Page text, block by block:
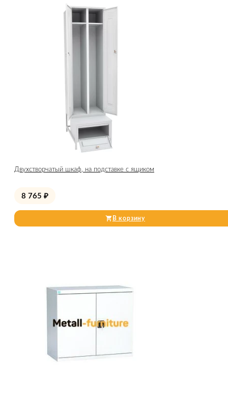
Двухстворчатый шкаф, на подставке с ящиком
8 765 ₽
В корзину